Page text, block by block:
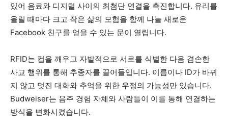
있어 음료와 디지털 사이의 최첨단 연결을 촉진합니다. 유리를
올릴 때마다 크고 작은 삶의 모험을 함께 나눌 새로운
Facebook 친구를 얻을 수 있는 문이 열립니다.
RFID는 컵을 깨우고 자발적으로 서로를 식별한 다음 겸손한
사교 행위를 통해 추종자를 끌어들입니다. 이름이나 ID가 바뀌
지 않고 멋진 대화와 추억을 위한 우정의 가능성만 있습니다.
Budweiser는 음주 경험 자체와 사람들이 이를 통해 연결하는
방식을 변화시켰습니다.